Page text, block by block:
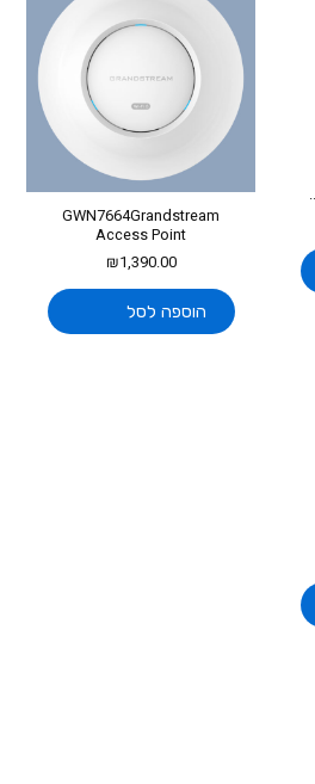
GWN7664Grandstream
Access Point
₪1,390.00
הוספה לסל